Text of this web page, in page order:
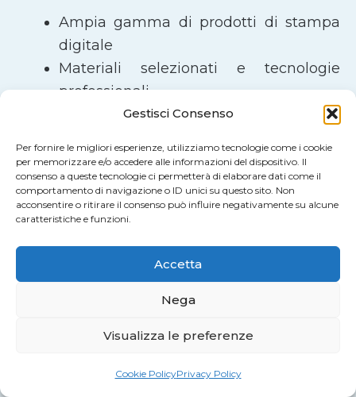
Gestisci Consenso
Per fornire le migliori esperienze, utilizziamo tecnologie come i cookie
per memorizzare e/o accedere alle informazioni del dispositivo. Il
consenso a queste tecnologie ci permetterà di elaborare dati come il
comportamento di navigazione o ID unici su questo sito. Non
acconsentire o ritirare il consenso può influire negativamente su alcune
caratteristiche e funzioni.
Accetta
Nega
Visualizza le preferenze
Cookie PolicyPrivacy Policy
Ampia gamma di prodotti di stampa
digitale
Materiali selezionati e tecnologie
professionali
Stampa UV ad alta definizione
Spedizioni rapide in tutta Italia e a
Malta
Ordina Online o Richiedi un
Preventivo
Puoiconfigurare onlineil tuo prodotto in
pochi passaggi oppure richiedere un
preventivo personalizzatoper lavorazioni